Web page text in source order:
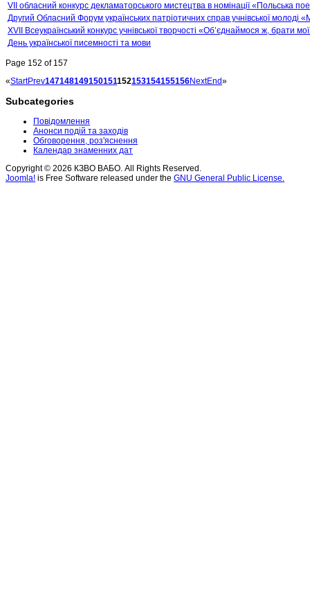
VІІ обласний конкурс декламаторського мистецтва в номінації «Польська
Другий Обласний Форум українських патріотичних справ учнівської молоді
XVII Всеукраїнський конкурс учнівської творчості «Об’єднаймося ж, брати
День української писемності та мови
Page 152 of 157
«StartPrev147148149150151152153154155156NextEnd»
Subcategories
Повідомлення
Анонси подій та заходів
Обговорення, роз'яснення
Календар знаменних дат
Copyright © 2026 КЗВО ВАБО. All Rights Reserved.
Joomla! is Free Software released under the GNU General Public License.